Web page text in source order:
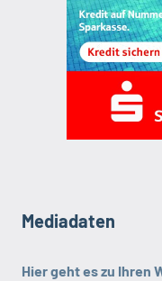
Mediadaten
Hier geht es zu Ihren